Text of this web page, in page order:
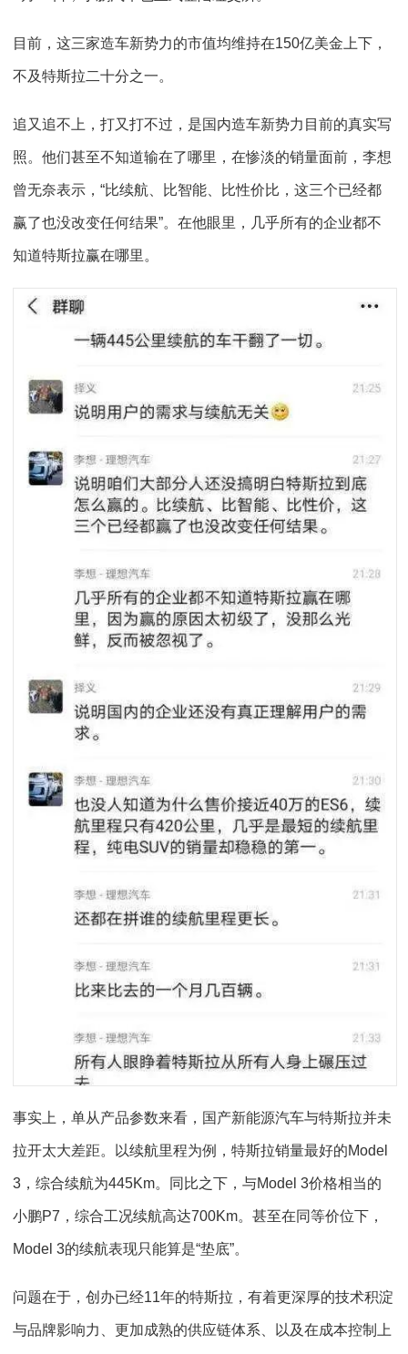
目前，这三家造车新势力的市值均维持在150亿美金上下，
不及特斯拉二十分之一。
追又追不上，打又打不过，是国内造车新势力目前的真实写
照。他们甚至不知道输在了哪里，在惨淡的销量面前，李想
曾无奈表示，“比续航、比智能、比性价比，这三个已经都
赢了也没改变任何结果”。在他眼里，几乎所有的企业都不
知道特斯拉赢在哪里。
事实上，单从产品参数来看，国产新能源汽车与特斯拉并未
拉开太大差距。以续航里程为例，特斯拉销量最好的Model
3，综合续航为445Km。同比之下，与Model 3价格相当的
小鹏P7，综合工况续航高达700Km。甚至在同等价位下，
Model 3的续航表现只能算是“垫底”。
问题在于，创办已经11年的特斯拉，有着更深厚的技术积淀
与品牌影响力、更加成熟的供应链体系、以及在成本控制上